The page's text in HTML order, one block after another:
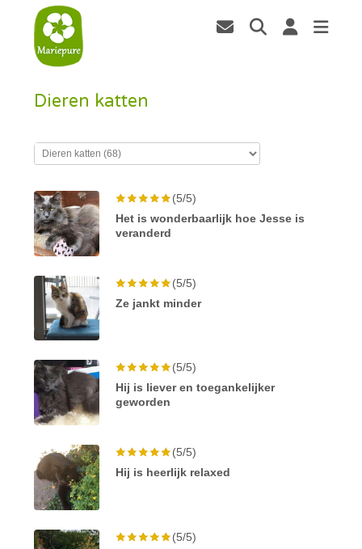
Dieren katten
(5/5)
Het is wonderbaarlijk hoe Jesse is
veranderd
(5/5)
Ze jankt minder
(5/5)
Hij is liever en toegankelijker
geworden
(5/5)
Hij is heerlijk relaxed
(5/5)